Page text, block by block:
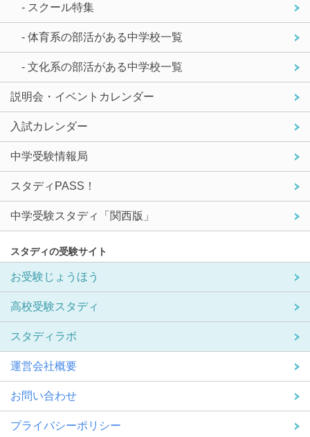
- スクール特集
- 体育系の部活がある中学校一覧
- 文化系の部活がある中学校一覧
説明会・イベントカレンダー
入試カレンダー
中学受験情報局
スタディPASS！
中学受験スタディ「関西版」
スタディの受験サイト
お受験じょうほう
高校受験スタディ
スタディラボ
運営会社概要
お問い合わせ
プライバシーポリシー